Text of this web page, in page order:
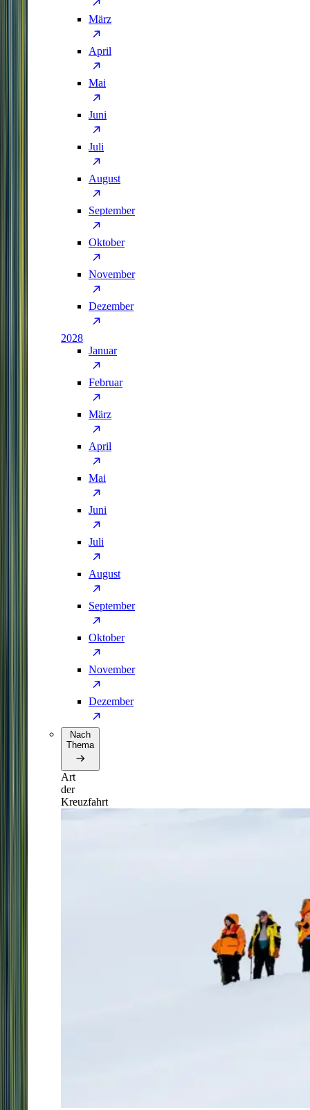
März
April
Mai
Juni
Juli
August
September
Oktober
November
Dezember
2028
Januar
Februar
März
April
Mai
Juni
Juli
August
September
Oktober
November
Dezember
Nach
Thema
Art
der
Kreuzfahrt